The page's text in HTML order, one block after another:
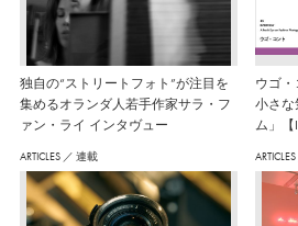
独自の“ストリートフォト”が注目を
集めるオランダ人若手作家サラ・フ
ァン・ライ インタヴュー
ウゴ
小さ
ム」【
ARTICLES ／ 連載 ARTICLES